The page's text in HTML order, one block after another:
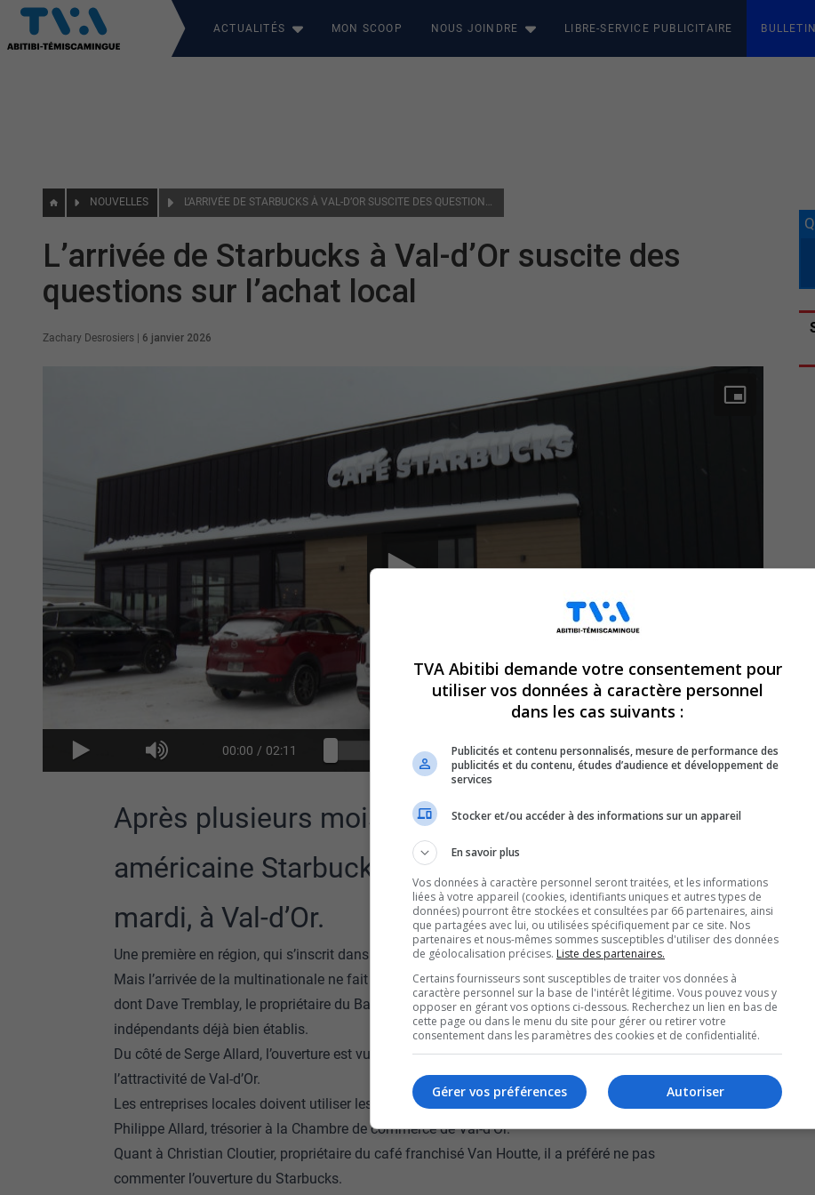
ACTUALITÉS MON SCOOP NOUS JOINDRE LIBRE-SERVICE PUBLICITAIRE
NOUVELLES L’ARRIVÉE DE STARBUCKS À VAL-D’OR SUSCITE DES QUESTIONS SUR L’ACHAT LOCAL
L’arrivée de Starbucks à Val-d’Or suscite des
questions sur l’achat local
Zachary Desrosiers 6 janvier 2026
00:00 / 02:11
Après plusieurs mois d’attente, la chaîne
américaine Starbucks a ouvert ses portes,
mardi, à Val-d’Or.
Une première en région, qui s’inscrit dans le modèle de revitalisation économique de la ville.
Mais l’arrivée de la multinationale ne fait toutefois pas l’unanimité, certains commerçants,
dont Dave Tremblay, le propriétaire du Balthazar Café, craignent un impact sur les cafés
indépendants déjà bien établis.
Du côté de Serge Allard, l’ouverture est vue comme un gain pour l’offre commerciale et
l’attractivité de Val-d’Or.
Les entreprises locales doivent utiliser les avantages qui leur sont propres, selon Jean-
Philippe Allard, trésorier à la Chambre de commerce de Val-d’Or.
Quant à Christian Cloutier, propriétaire du café franchisé Van Houtte, il a préféré ne pas
commenter l’ouverture du Starbucks.
TVA Abitibi demande votre consentement pour
utiliser vos données à caractère personnel
dans les cas suivants :
Publicités et contenu personnalisés, mesure de performance des
publicités et du contenu, études d’audience et développement de
services
Stocker et/ou accéder à des informations sur un appareil
En savoir plus
Vos données à caractère personnel seront traitées, et les informations
liées à votre appareil (cookies, identifiants uniques et autres types de
données) pourront être stockées et consultées par 66 partenaires, ainsi
que partagées avec lui, ou utilisées spécifiquement par ce site. Nos
partenaires et nous-mêmes sommes susceptibles d'utiliser des données
de géolocalisation précises. Liste des partenaires.
Certains fournisseurs sont susceptibles de traiter vos données à
caractère personnel sur la base de l'intérêt légitime. Vous pouvez vous y
opposer en gérant vos options ci-dessous. Recherchez un lien en bas de
cette page ou dans le menu du site pour gérer ou retirer votre
consentement dans les paramètres des cookies et de confidentialité.
Autoriser
Gérer vos préférences